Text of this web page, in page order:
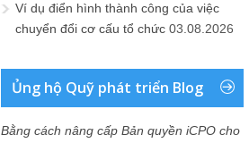
Ví dụ điển hình thành công của việc
chuyển đổi cơ cấu tổ chức 03.08.2026
Ủng hộ Quỹ phát triển Blog
Bằng cách nâng cấp Bản quyền iCPO cho